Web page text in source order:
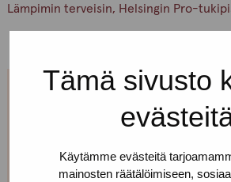
Tämä sivusto
Käytämme evästeitä
mainosten räätälöimiseen,
Lämpimin terveisin, Helsingin Pro-
Jos et pääse paikalle,
tavata, niin ota yhteyttä!
Voimme sopia sinulle sopivan ajan ja